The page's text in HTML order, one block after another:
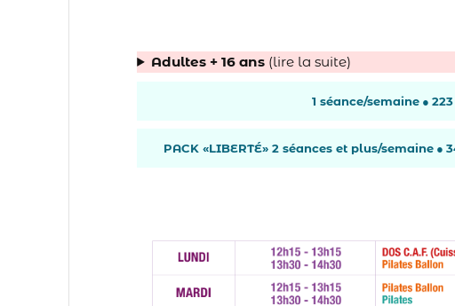
Adultes + 16 ans (lire la suite)
1 séance/semaine ●
PACK «LIBERTÉ» 2 séances et plus/semaine ●